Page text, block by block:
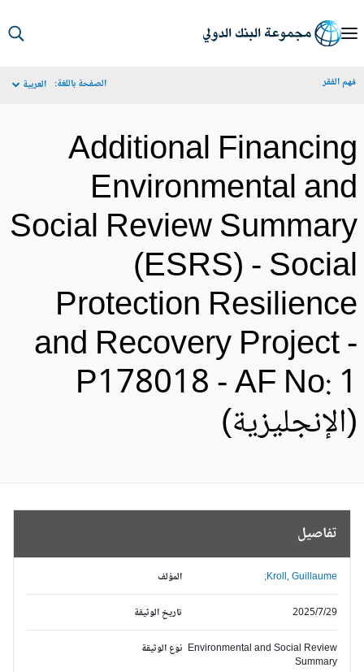
الفقر الصفحة باللغة: العربية
Additional
Environmental
Social Review
(ESRS) -
Protection
and Recovery Project
P178018 - AF No:
تفاصيل
المؤلف Kroll, Guillaume;
تاريخ الوثيقة 2025/7/29
نوع الوثيقة Environmental and Social Review
Summary